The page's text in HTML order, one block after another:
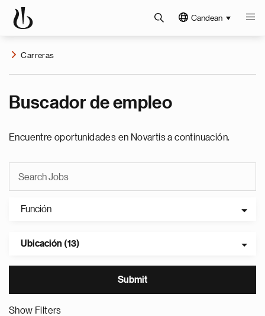
Candean
Carreras
Buscador de empleo
Encuentre oportunidades en Novartis a continuación.
Función
Ubicación (13)
Show Filters